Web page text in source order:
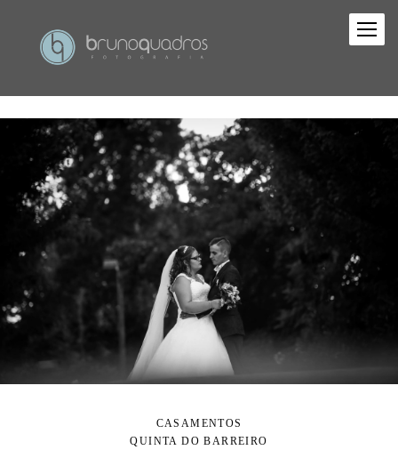
CASAMENTOS
QUINTA DO BARREIRO